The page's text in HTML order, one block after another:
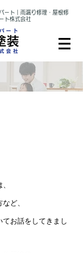
ート｜雨漏り修理・屋根修
ト株式会社
ど、
てお話をしてきまし